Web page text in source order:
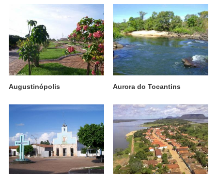
Augustinópolis Aurora do Tocantins